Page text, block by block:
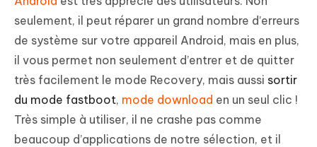
seulement, il peut réparer un grand nombre d’erreurs
de système sur votre appareil Android, mais en plus,
il vous permet non seulement d’entrer et de quitter
très facilement le mode Recovery, mais aussi sortir
du mode fastboot, mode download en un seul clic !
Très simple à utiliser, il ne crashe pas comme
beaucoup d’applications de notre sélection, et il